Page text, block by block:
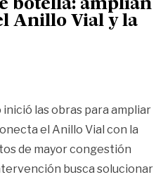
botella: amplían
Anillo Vial y la
las obras para ampliar
el Anillo Vial con la
de mayor congestión
busca solucionar